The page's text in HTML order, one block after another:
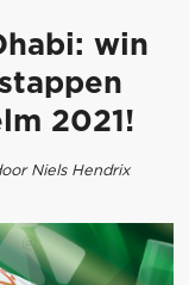
win
2021!
Niels Hendrix